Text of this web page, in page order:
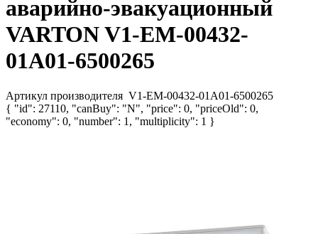
аварийно-эвакуационный
VARTON V1-EM-00432-
01A01-6500265
Артикул производителя V1-EM-00432-01A01-6500265
{ "id": 27110, "canBuy": "N", "price": 0, "priceOld": 0,
"economy": 0, "number": 1, "multiplicity": 1 }